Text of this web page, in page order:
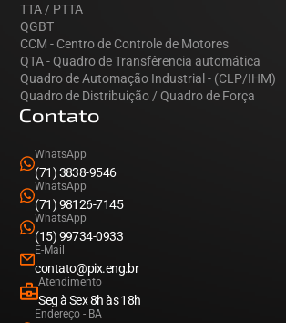
TTA / PTTA
QGBT
CCM - Centro de Controle de Motores
QTA - Quadro de Transfêrencia automática
Quadro de Automação Industrial - (CLP/IHM)
Quadro de Distribuição / Quadro de Força
Contato
WhatsApp
(71) 3838-9546
WhatsApp
(71) 98126-7145
WhatsApp
(15) 99734-0933
E-Mail
contato@pix.eng.br
Atendimento
Seg à Sex 8h às 18h
Endereço - BA